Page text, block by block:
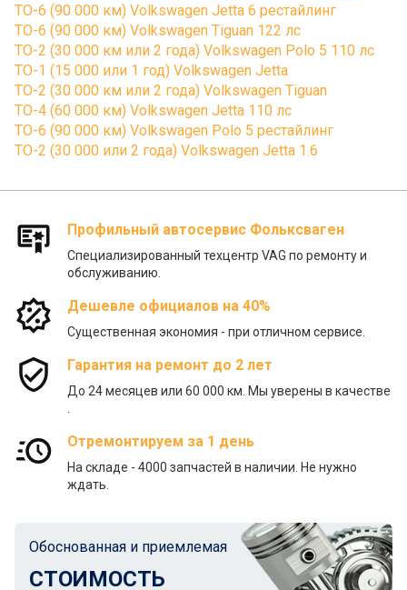
ТО-6 (90 000 км) Volkswagen Jetta 6 рестайлинг
ТО-6 (90 000 км) Volkswagen Tiguan 122 лс
ТО-2 (30 000 км или 2 года) Volkswagen Polo 5 110 лс
ТО-1 (15 000 или 1 год) Volkswagen Jetta
ТО-2 (30 000 км или 2 года) Volkswagen Tiguan
ТО-4 (60 000 км) Volkswagen Jetta 110 лс
ТО-6 (90 000 км) Volkswagen Polo 5 рестайлинг
ТО-2 (30 000 или 2 года) Volkswagen Jetta 1.6
Профильный автосервис Фольксваген
Специализированный техцентр VAG по ремонту и
обслуживанию.
Дешевле официалов на 40%
Существенная экономия - при отличном сервисе.
Гарантия на ремонт до 2 лет
До 24 месяцев или 60 000 км. Мы уверены в качестве
Отремонтируем за 1 день
На складе - 4000 запчастей в наличии. Не нужно
ждать.
Обоснованная и приемлемая
СТОИМОСТЬ